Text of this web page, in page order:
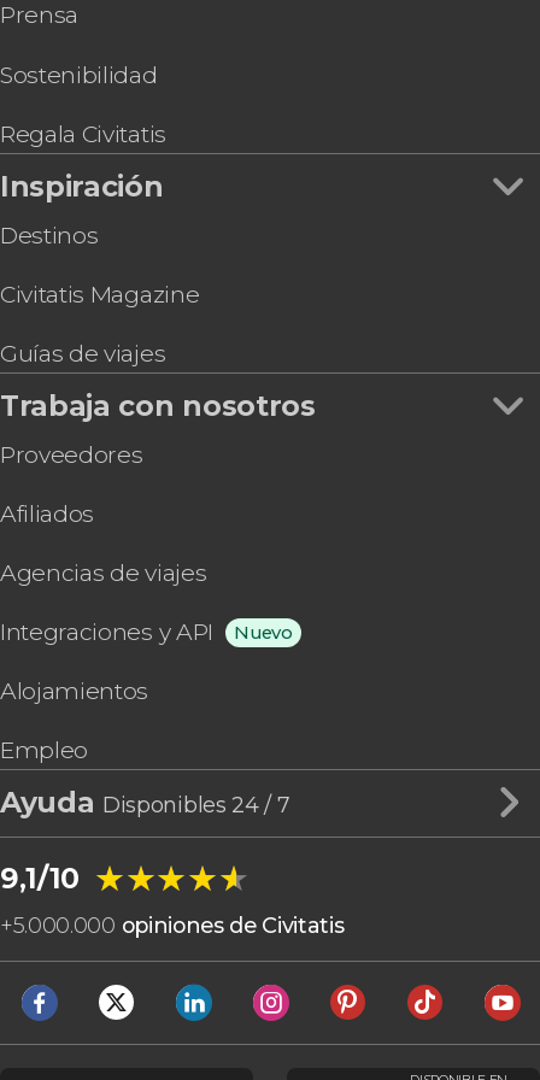
Free tour por Miami Beach
Hard Rock Cafe Miami
Tour por el LoanDepot Park, el estadio de los
Marlins
Prensa
Sostenibilidad
Regala Civitatis
Inspiración
Destinos
Civitatis Magazine
Guías de viajes
Trabaja con nosotros
Proveedores
Afiliados
Agencias de viajes
Integraciones y API Nuevo
Alojamientos
Empleo
Ayuda Disponibles 24 / 7
9,1/10 ★★★★★
★★★★★
+5.000.000 opiniones de Civitatis